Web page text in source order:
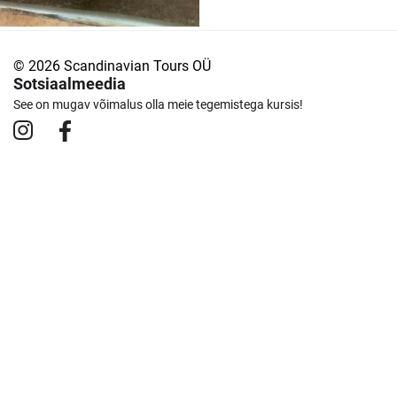
© 2026 Scandinavian Tours OÜ
Sotsiaalmeedia
See on mugav võimalus olla meie tegemistega kursis!